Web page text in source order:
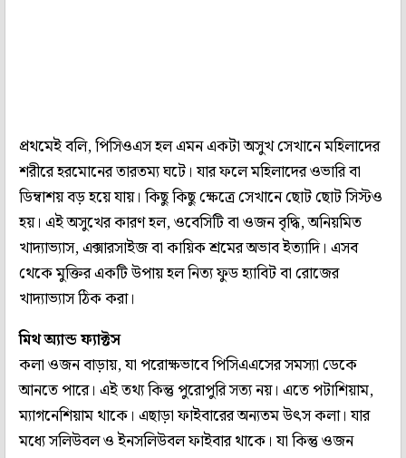
প্রথমেই বলি, পিসিওএস হল এমন একটা অসুখ সেখানে মহিলাদের
শরীরে হরমোনের তারতম্য ঘটে। যার ফলে মহিলাদের ওভারি বা
ডিম্বাশয় বড় হয়ে যায়। কিছু কিছু ক্ষেত্রে সেখানে ছোট ছোট সিস্টও
হয়। এই অসুখের কারণ হল, ওবেসিটি বা ওজন বৃদ্ধি, অনিয়মিত
খাদ্যাভ্যাস, এক্সারসাইজ বা কায়িক শ্রমের অভাব ইত্যাদি। এসব
থেকে মুক্তির একটি উপায় হল নিত্য ফুড হ্যাবিট বা রোজের
খাদ্যাভ্যাস ঠিক করা।
মিথ অ্যান্ড ফ্যাক্টস
কলা ওজন বাড়ায়, যা পরোক্ষভাবে পিসিএএসের সমস্যা ডেকে
আনতে পারে। এই তথ্য কিন্তু পুরোপুরি সত্য নয়। এতে পটাশিয়াম,
ম্যাগনেশিয়াম থাকে। এছাড়া ফাইবারের অন্যতম উৎস কলা। যার
মধ্যে সলিউবল ও ইনসলিউবল ফাইবার থাকে। যা কিন্তু ওজন